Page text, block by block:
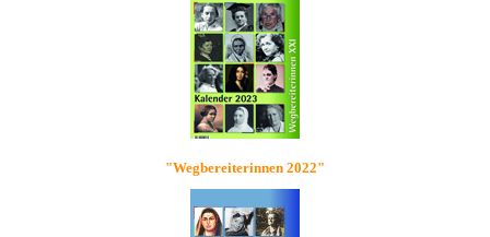
"Wegbereiterinnen 2022"